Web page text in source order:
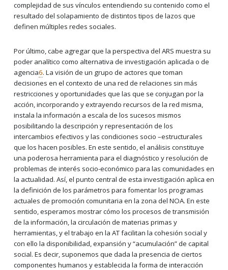
complejidad de sus vínculos entendiendo su contenido como el
resultado del solapamiento de distintos tipos de lazos que
definen múltiples redes sociales.
Por último, cabe agregar que la perspectiva del ARS muestra su
poder analítico como alternativa de investigación aplicada o de
agencia6. La visión de un grupo de actores que toman
decisiones en el contexto de una red de relaciones sin más
restricciones y oportunidades que las que se conjugan por la
acción, incorporando y extrayendo recursos de la red misma,
instala la información a escala de los sucesos mismos
posibilitando la descripción y representación de los
intercambios efectivos y las condiciones socio –estructurales
que los hacen posibles. En este sentido, el análisis constituye
una poderosa herramienta para el diagnóstico y resolución de
problemas de interés socio-económico para las comunidades en
la actualidad. Así, el punto central de esta investigación aplica en
la definición de los parámetros para fomentar los programas
actuales de promoción comunitaria en la zona del NOA. En este
sentido, esperamos mostrar cómo los procesos de transmisión
de la información, la circulación de materias primas y
herramientas, y el trabajo en la AT facilitan la cohesión social y
con ello la disponibilidad, expansión y “acumulación” de capital
social. Es decir, suponemos que dada la presencia de ciertos
componentes humanos y establecida la forma de interacción